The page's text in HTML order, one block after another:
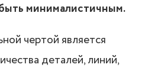
минималистичным.
чертой является
деталей, линий,